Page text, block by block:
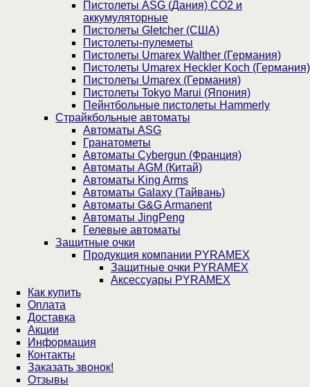
Пистолеты ASG (Дания) CO2 и
аккумуляторные
Пистолеты Gletcher (США)
Пистолеты-пулеметы
Пистолеты Umarex Walther (Германия)
Пистолеты Umarex Heckler Koch (Германия)
Пистолеты Umarex (Германия)
Пистолеты Tokyo Marui (Япония)
Пейнтбольные пистолеты Hammerly
Страйкбольные автоматы
Автоматы ASG
Гранатометы
Автоматы Cybergun (Франция)
Автоматы AGM (Китай)
Автоматы King Arms
Автоматы Galaxy (Тайвань)
Автоматы G&G Armanent
Автоматы JingPeng
Гелевые автоматы
Защитные очки
Продукция компании PYRAMEX
Защитные очки PYRAMEX
Аксессуары PYRAMEX
Как купить
Оплата
Доставка
Акции
Информация
Контакты
Заказать звонок!
Отзывы